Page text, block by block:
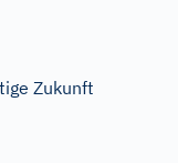
Zukunft